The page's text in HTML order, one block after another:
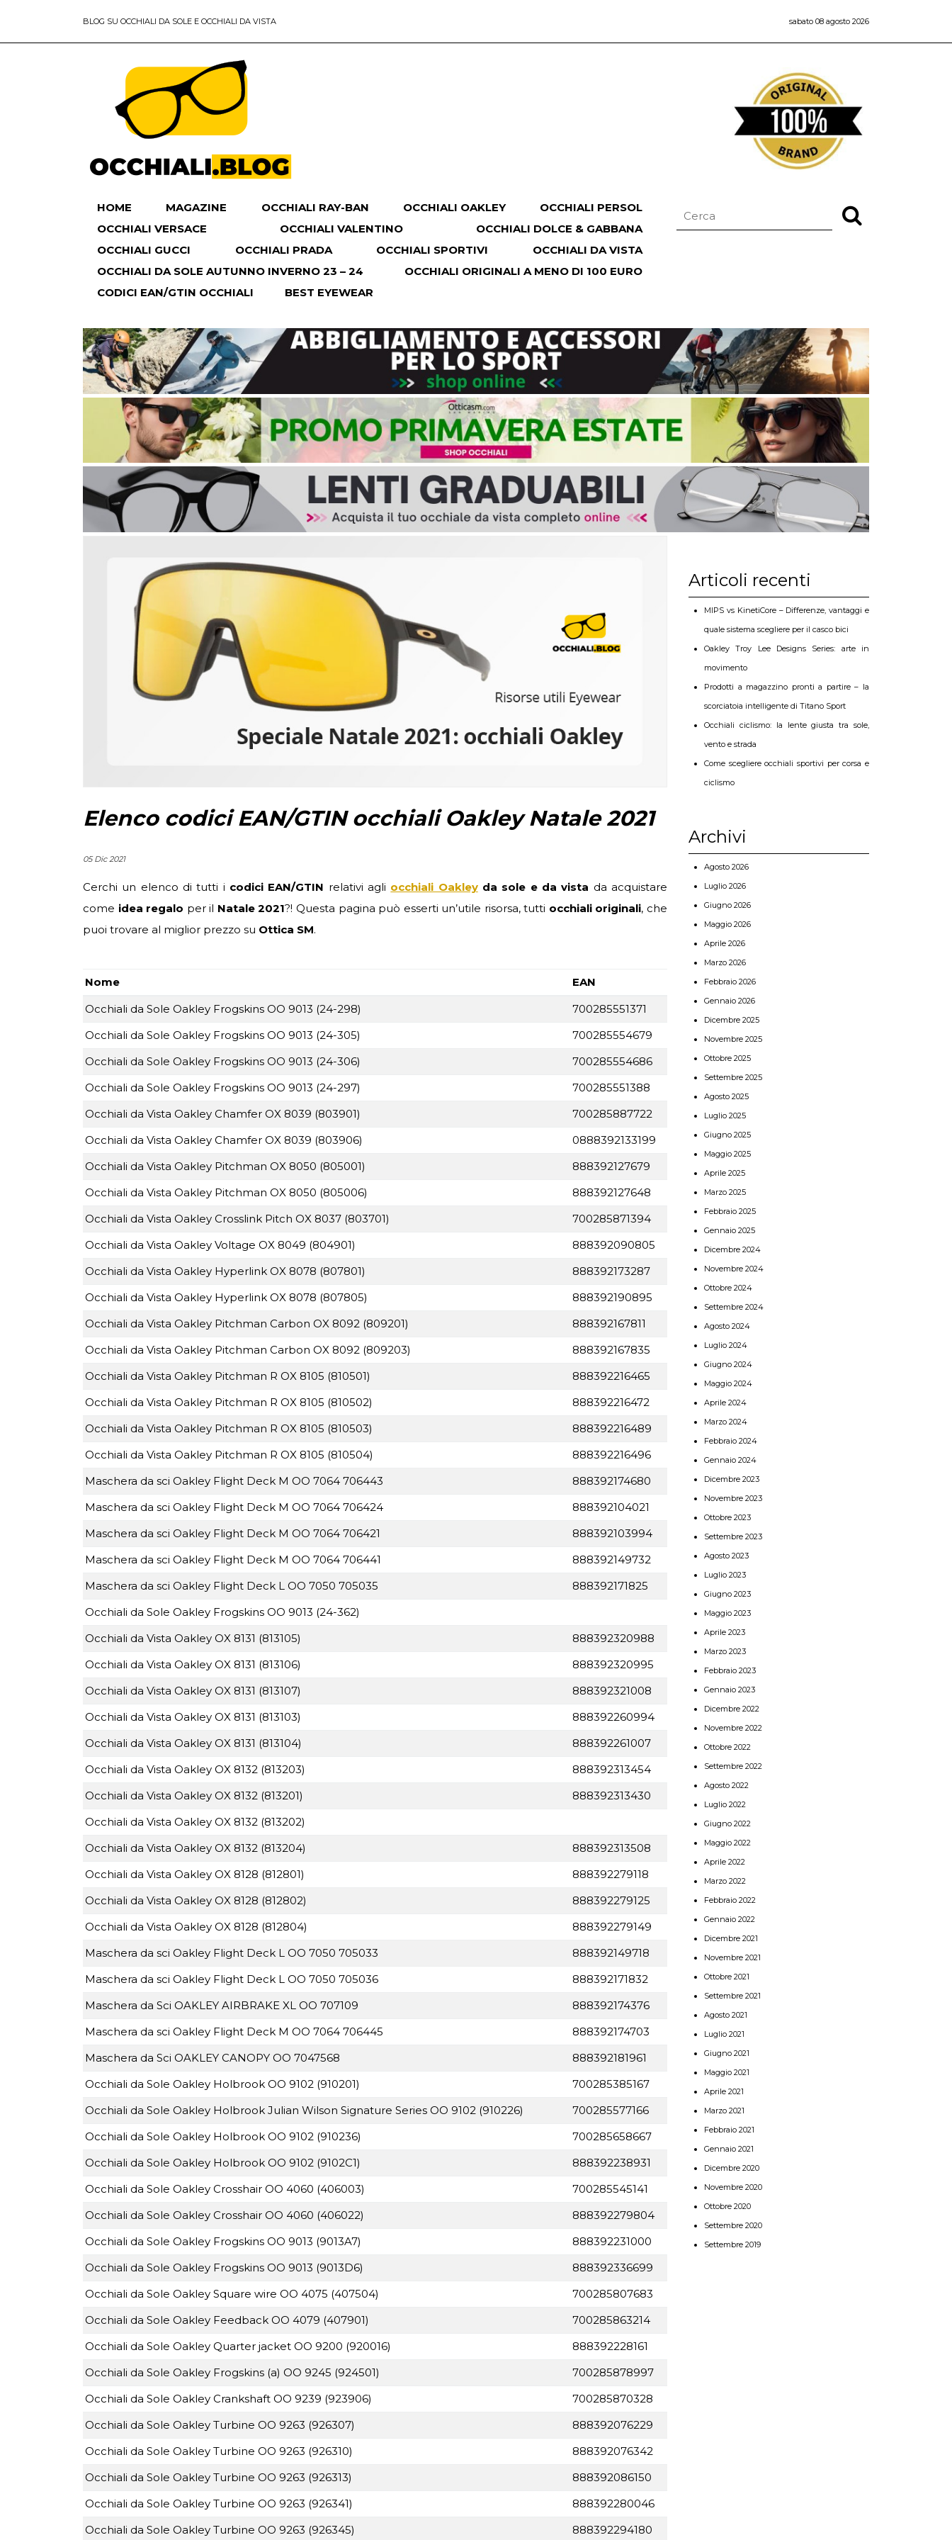
BLOG SU OCCHIALI DA SOLE E OCCHIALI DA VISTA sabato 08 agosto 2026
HOME MAGAZINE OCCHIALI RAY-BAN OCCHIALI OAKLEY
OCCHIALI PERSOL
OCCHIALI VERSACE
OCCHIALI VALENTINO
OCCHIALI DOLCE & GABBANA
OCCHIALI GUCCI
OCCHIALI PRADA OCCHIALI SPORTIVI
OCCHIALI DA VISTA
OCCHIALI DA SOLE AUTUNNO INVERNO 23 – 24
OCCHIALI ORIGINALI A MENO DI 100 EURO
CODICI EAN/GTIN OCCHIALI
BEST EYEWEAR
Elenco codici EAN/GTIN occhiali Oakley Natale 2021
05 Dic 2021
Cerchi un elenco di tutti i codici EAN/GTIN relativi agli occhiali Oakleyda sole e da vista da acquistare
come idea regalo per il Natale 2021?! Questa pagina può esserti un’utile risorsa, tutti occhiali originali, che
puoi trovare al miglior prezzo su Ottica SM.
Nome
EAN
Occhiali da Sole Oakley Frogskins OO 9013 (24-298)
700285551371
Occhiali da Sole Oakley Frogskins OO 9013 (24-305)
700285554679
Occhiali da Sole Oakley Frogskins OO 9013 (24-306)
700285554686
Occhiali da Sole Oakley Frogskins OO 9013 (24-297)
700285551388
Occhiali da Vista Oakley Chamfer OX 8039 (803901)
700285887722
Occhiali da Vista Oakley Chamfer OX 8039 (803906)
0888392133199
Occhiali da Vista Oakley Pitchman OX 8050 (805001)
888392127679
Occhiali da Vista Oakley Pitchman OX 8050 (805006)
888392127648
Occhiali da Vista Oakley Crosslink Pitch OX 8037 (803701)
700285871394
Occhiali da Vista Oakley Voltage OX 8049 (804901)
888392090805
Occhiali da Vista Oakley Hyperlink OX 8078 (807801)
888392173287
Occhiali da Vista Oakley Hyperlink OX 8078 (807805)
888392190895
Occhiali da Vista Oakley Pitchman Carbon OX 8092 (809201)
888392167811
Occhiali da Vista Oakley Pitchman Carbon OX 8092 (809203)
888392167835
Occhiali da Vista Oakley Pitchman R OX 8105 (810501)
888392216465
Occhiali da Vista Oakley Pitchman R OX 8105 (810502)
888392216472
Occhiali da Vista Oakley Pitchman R OX 8105 (810503)
888392216489
Occhiali da Vista Oakley Pitchman R OX 8105 (810504)
888392216496
Maschera da sci Oakley Flight Deck M OO 7064 706443
888392174680
Maschera da sci Oakley Flight Deck M OO 7064 706424
888392104021
Maschera da sci Oakley Flight Deck M OO 7064 706421
888392103994
Maschera da sci Oakley Flight Deck M OO 7064 706441
888392149732
Maschera da sci Oakley Flight Deck L OO 7050 705035
888392171825
Occhiali da Sole Oakley Frogskins OO 9013 (24-362)
Occhiali da Vista Oakley OX 8131 (813105)
888392320988
Occhiali da Vista Oakley OX 8131 (813106)
888392320995
Occhiali da Vista Oakley OX 8131 (813107)
888392321008
Occhiali da Vista Oakley OX 8131 (813103)
888392260994
Occhiali da Vista Oakley OX 8131 (813104)
888392261007
Occhiali da Vista Oakley OX 8132 (813203)
888392313454
Occhiali da Vista Oakley OX 8132 (813201)
888392313430
Occhiali da Vista Oakley OX 8132 (813202)
Occhiali da Vista Oakley OX 8132 (813204)
888392313508
Occhiali da Vista Oakley OX 8128 (812801)
888392279118
Occhiali da Vista Oakley OX 8128 (812802)
888392279125
Occhiali da Vista Oakley OX 8128 (812804)
888392279149
Maschera da sci Oakley Flight Deck L OO 7050 705033
888392149718
Maschera da sci Oakley Flight Deck L OO 7050 705036
888392171832
Maschera da Sci OAKLEY AIRBRAKE XL OO 707109
888392174376
Maschera da sci Oakley Flight Deck M OO 7064 706445
888392174703
Maschera da Sci OAKLEY CANOPY OO 7047568
888392181961
Occhiali da Sole Oakley Holbrook OO 9102 (910201)
700285385167
Occhiali da Sole Oakley Holbrook Julian Wilson Signature Series OO 9102 (910226)
700285577166
Occhiali da Sole Oakley Holbrook OO 9102 (910236)
700285658667
Occhiali da Sole Oakley Holbrook OO 9102 (9102C1)
888392238931
Occhiali da Sole Oakley Crosshair OO 4060 (406003)
700285545141
Occhiali da Sole Oakley Crosshair OO 4060 (406022)
888392279804
Occhiali da Sole Oakley Frogskins OO 9013 (9013A7)
888392231000
Occhiali da Sole Oakley Frogskins OO 9013 (9013D6)
888392336699
Occhiali da Sole Oakley Square wire OO 4075 (407504)
700285807683
Occhiali da Sole Oakley Feedback OO 4079 (407901)
700285863214
Occhiali da Sole Oakley Quarter jacket OO 9200 (920016)
888392228161
Occhiali da Sole Oakley Frogskins (a) OO 9245 (924501)
700285878997
Occhiali da Sole Oakley Crankshaft OO 9239 (923906)
700285870328
Occhiali da Sole Oakley Turbine OO 9263 (926307)
888392076229
Occhiali da Sole Oakley Turbine OO 9263 (926310)
888392076342
Occhiali da Sole Oakley Turbine OO 9263 (926313)
888392086150
Occhiali da Sole Oakley Turbine OO 9263 (926341)
888392280046
Occhiali da Sole Oakley Turbine OO 9263 (926345)
888392294180
Articoli recenti
MIPS vs KinetiCore – Differenze, vantaggi e
quale sistema scegliere per il casco bici
Oakley Troy Lee Designs Series: arte in
movimento
Prodotti a magazzino pronti a partire – la
scorciatoia intelligente di Titano Sport
Occhiali ciclismo: la lente giusta tra sole,
vento e strada
Come scegliere occhiali sportivi per corsa e
ciclismo
Archivi
Agosto 2026
Luglio 2026
Giugno 2026
Maggio 2026
Aprile 2026
Marzo 2026
Febbraio 2026
Gennaio 2026
Dicembre 2025
Novembre 2025
Ottobre 2025
Settembre 2025
Agosto 2025
Luglio 2025
Giugno 2025
Maggio 2025
Aprile 2025
Marzo 2025
Febbraio 2025
Gennaio 2025
Dicembre 2024
Novembre 2024
Ottobre 2024
Settembre 2024
Agosto 2024
Luglio 2024
Giugno 2024
Maggio 2024
Aprile 2024
Marzo 2024
Febbraio 2024
Gennaio 2024
Dicembre 2023
Novembre 2023
Ottobre 2023
Settembre 2023
Agosto 2023
Luglio 2023
Giugno 2023
Maggio 2023
Aprile 2023
Marzo 2023
Febbraio 2023
Gennaio 2023
Dicembre 2022
Novembre 2022
Ottobre 2022
Settembre 2022
Agosto 2022
Luglio 2022
Giugno 2022
Maggio 2022
Aprile 2022
Marzo 2022
Febbraio 2022
Gennaio 2022
Dicembre 2021
Novembre 2021
Ottobre 2021
Settembre 2021
Agosto 2021
Luglio 2021
Giugno 2021
Maggio 2021
Aprile 2021
Marzo 2021
Febbraio 2021
Gennaio 2021
Dicembre 2020
Novembre 2020
Ottobre 2020
Settembre 2020
Settembre 2019